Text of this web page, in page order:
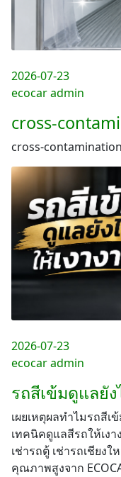
2026-07-23
ecocar admin
cross-
cross-
2026-07-23
ecocar admin
รถสีเข้มดูแลยัง
เผยเหตุผลทำไมรถสี
เทคนิคดูแลสีรถให้เง
เช่ารถตู้ เช่ารถเชียง
คุณภาพสูงจาก